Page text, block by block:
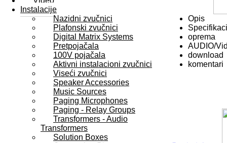
Instalacije
Nazidni zvučnici
Plafonski zvučnici
Digital Matrix Systems
Pretpojačala
100V pojačala
Aktivni instalacioni zvučnici
Viseći zvučnici
Speaker Accessories
Music Sources
Paging Microphones
Paging - Relay Groups
Transformers - Audio
Transformers
Solution Boxes
Opis
oprema
AUDIO/
download
komentari